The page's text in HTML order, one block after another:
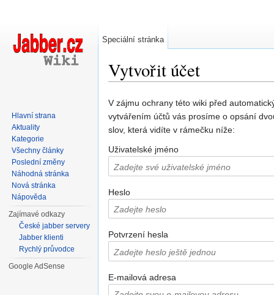
Vytvořit účet
V zájmu ochrany této wiki před
vytvářením účtů vás prosíme o opsání
slov, která vidíte v rámečku níže:
Uživatelské jméno
Heslo
Potvrzení hesla
E-mailová adresa
Speciální stránka
Hlavní strana
Aktuality
Kategorie
Všechny články
Poslední změny
Náhodná stránka
Nová stránka
Nápověda
Zajímavé odkazy
České jabber servery
Jabber klienti
Rychlý průvodce
Google AdSense